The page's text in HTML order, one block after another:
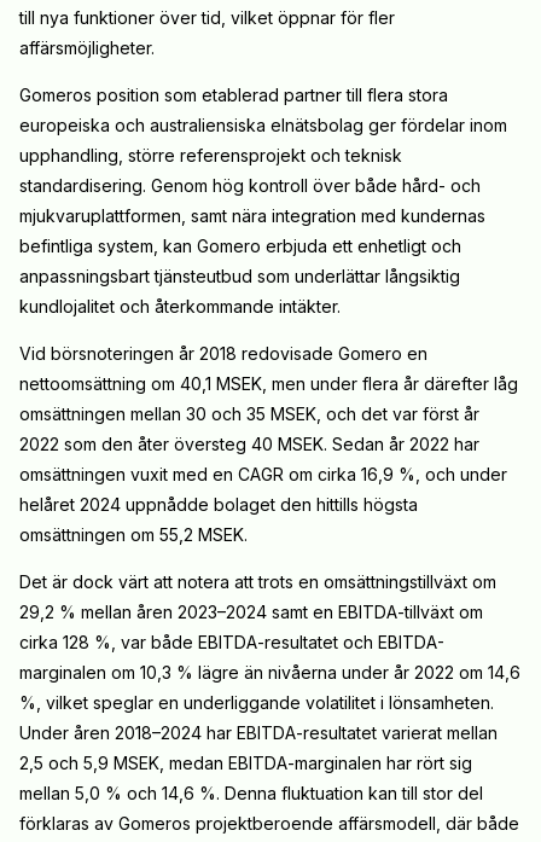
till nya funktioner över tid, vilket öppnar för fler
affärsmöjligheter.
Gomeros position som etablerad partner till flera stora
europeiska och australiensiska elnätsbolag ger fördelar inom
upphandling, större referensprojekt och teknisk
standardisering. Genom hög kontroll över både hård- och
mjukvaruplattformen, samt nära integration med kundernas
befintliga system, kan Gomero erbjuda ett enhetligt och
anpassningsbart tjänsteutbud som underlättar långsiktig
kundlojalitet och återkommande intäkter.
Vid börsnoteringen år 2018 redovisade Gomero en
nettoomsättning om 40,1 MSEK, men under flera år därefter låg
omsättningen mellan 30 och 35 MSEK, och det var först år
2022 som den åter översteg 40 MSEK. Sedan år 2022 har
omsättningen vuxit med en CAGR om cirka 16,9 %, och under
helåret 2024 uppnådde bolaget den hittills högsta
omsättningen om 55,2 MSEK.
Det är dock värt att notera att trots en omsättningstillväxt om
29,2 % mellan åren 2023–2024 samt en EBITDA-tillväxt om
cirka 128 %, var både EBITDA-resultatet och EBITDA-
marginalen om 10,3 % lägre än nivåerna under år 2022 om 14,6
%, vilket speglar en underliggande volatilitet i lönsamheten.
Under åren 2018–2024 har EBITDA-resultatet varierat mellan
2,5 och 5,9 MSEK, medan EBITDA-marginalen har rört sig
mellan 5,0 % och 14,6 %. Denna fluktuation kan till stor del
förklaras av Gomeros projektberoende affärsmodell, där både